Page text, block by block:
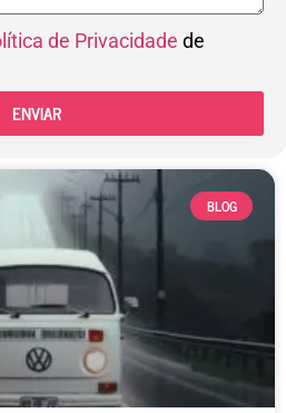
de Privacidade de
ENVIAR
BLOG